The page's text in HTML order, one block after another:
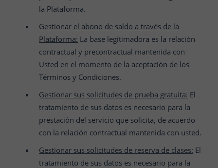
la Plataforma.
Gestionar el abono de saldo a través de la
Plataforma: La base legitimadora es la relación
contractual y precontractual mantenida con
Usted en el momento de la aceptación de los
Términos y Condiciones.
Gestionar sus solicitudes de prueba gratuita: El
tratamiento de sus datos es necesario para la
prestación del servicio que solicita, de acuerdo
con la relación contractual mantenida con usted.
Gestionar sus solicitudes de reserva de clases: El
tratamiento de sus datos es necesario para la